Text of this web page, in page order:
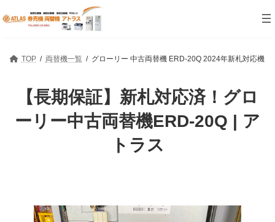
ン
テ
ビ
ゲ
TOP 両替機一覧 グローリー 中古両替機 ERD-20Q 2024年新札対応機
【長期保証】新札対応済！グロ
ーリー中古両替機ERD-20Q | ア
トラス